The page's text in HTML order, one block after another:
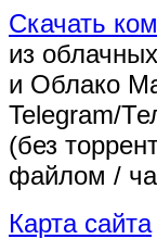
Скачать
из
и Облако
Telegram/
(без
файлом /
Карта сайта